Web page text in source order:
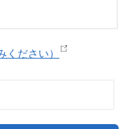
ださい）